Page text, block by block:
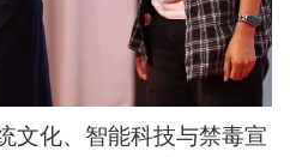
文化、智能科技与禁毒宣